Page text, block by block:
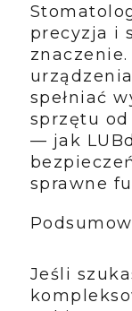
precyzja i
spełniać
sprzętu
— jak
sprawne
Jeśli